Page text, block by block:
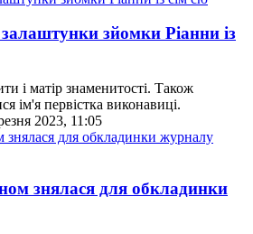
зйомки Ріанни із
і матір знаменитості. Також
ім'я первістка виконавиці.
2023, 11:05
знялася для обкладинки